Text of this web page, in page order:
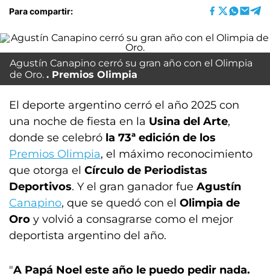
Para compartir:
Agustín Canapino cerró su gran año con el Olimpia
de Oro.
Premios Olimpia
El deporte argentino cerró el año 2025 con
una noche de fiesta en la Usina del Arte,
donde se celebró la 73ª edición de los
Premios Olimpia, el máximo reconocimiento
que otorga el Círculo de Periodistas
Deportivos. Y el gran ganador fue Agustín
Canapino, que se quedó con el Olimpia de
Oro y volvió a consagrarse como el mejor
deportista argentino del año.
"A Papá Noel este año le puedo pedir nada.